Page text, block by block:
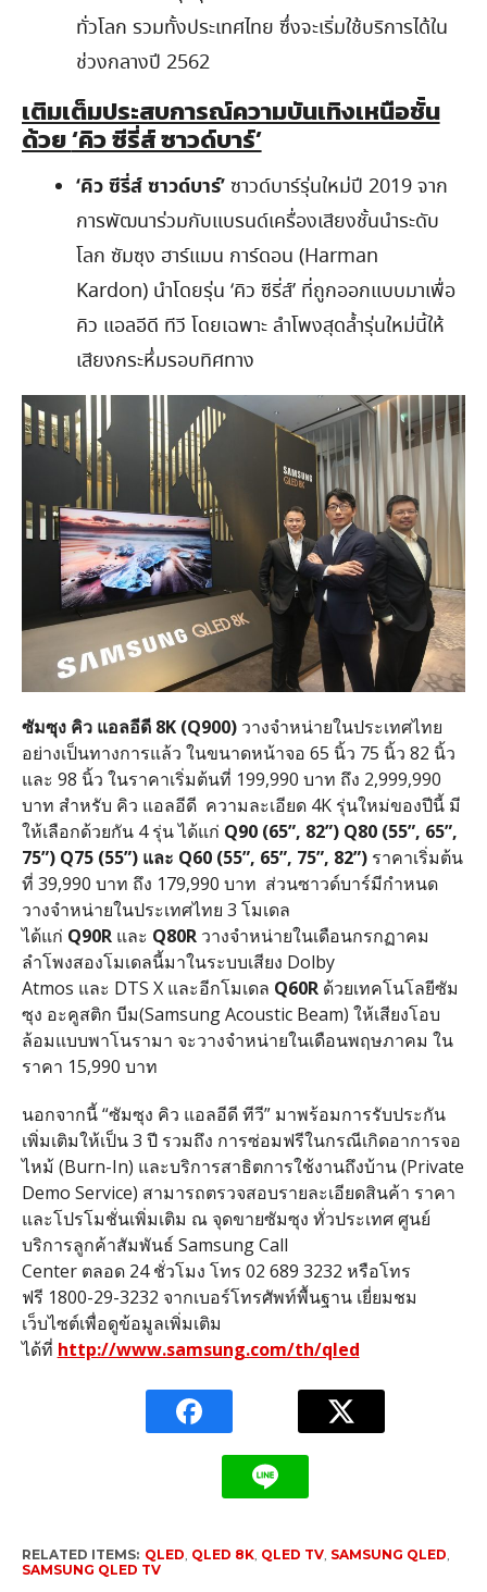
ทั่วโลก รวมทั้งประเทศไทย ซึ่งจะเริ่มใช้บริการได้ใน
ช่วงกลางปี 2562
เติมเต็มประสบการณ์ความบันเทิงเหนือชั้น
ด้วย‘คิว ซีรี่ส์ ซาวด์บาร์’
‘คิว ซีรี่ส์ ซาวด์บาร์’ซาวด์บาร์รุ่นใหม่ปี 2019 จาก
การพัฒนาร่วมกับแบรนด์เครื่องเสียงชั้นนำระดับ
โลก ซัมซุง ฮาร์แมน การ์ดอน (Harman
Kardon) นำโดยรุ่น ‘คิว ซีรี่ส์’ ที่ถูกออกแบบมาเพื่อ
คิว แอลอีดี ทีวี โดยเฉพาะ ลำโพงสุดล้ำรุ่นใหม่นี้ให้
เสียงกระหึ่มรอบทิศทาง
ซัมซุง คิว แอลอีดี 8K (Q900)วางจำหน่ายในประเทศไทย
อย่างเป็นทางการแล้ว ในขนาดหน้าจอ 65 นิ้ว 75 นิ้ว 82 นิ้ว
และ 98 นิ้ว ในราคาเริ่มต้นที่ 199,990 บาท ถึง 2,999,990
บาท สำหรับ คิว แอลอีดี ความละเอียด 4K รุ่นใหม่ของปีนี้ มี
ให้เลือกด้วยกัน 4 รุ่น ได้แก่ Q90 (65”, 82”) Q80 (55”, 65”,
75”) Q75 (55”) และ Q60 (55”, 65”, 75”, 82”) ราคาเริ่มต้น
ที่ 39,990 บาท ถึง 179,990 บาท ส่วนซาวด์บาร์มีกำหนด
วางจำหน่ายในประเทศไทย 3 โมเดล
ได้แก่ Q90Rและ Q80Rวางจำหน่ายในเดือนกรกฏาคม
ลำโพงสองโมเดลนี้มาในระบบเสียง Dolby
Atmos และ DTS X และอีกโมเดล Q60Rด้วยเทคโนโลยีซัม
ซุง อะคูสติก บีม(Samsung Acoustic Beam) ให้เสียงโอบ
ล้อมแบบพาโนรามา จะวางจำหน่ายในเดือนพฤษภาคม ใน
ราคา 15,990 บาท
นอกจากนี้ “ซัมซุง คิว แอลอีดี ทีวี” มาพร้อมการรับประกัน
เพิ่มเติมให้เป็น 3 ปี รวมถึง การซ่อมฟรีในกรณีเกิดอาการจอ
ไหม้ (Burn-In) และบริการสาธิตการใช้งานถึงบ้าน (Private
Demo Service) สามารถตรวจสอบรายละเอียดสินค้า ราคา
และโปรโมชั่นเพิ่มเติม ณ จุดขายซัมซุง ทั่วประเทศ ศูนย์
บริการลูกค้าสัมพันธ์ Samsung Call
Center ตลอด 24 ชั่วโมง โทร 02 689 3232 หรือโทร
ฟรี 1800-29-3232 จากเบอร์โทรศัพท์พื้นฐาน เยี่ยมชม
เว็บไซต์เพื่อดูข้อมูลเพิ่มเติม
ได้ที่ http://www.samsung.com/th/qled
RELATED ITEMS: QLED QLED 8K, QLED TV, SAMSUNG QLED
SAMSUNG QLED TV